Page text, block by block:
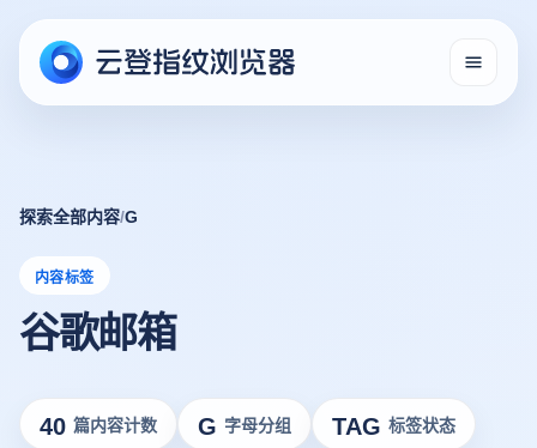
探索全部内容/G
内容标签
谷歌邮箱
40 篇内容计数 G 字母分组 TAG 标签状态